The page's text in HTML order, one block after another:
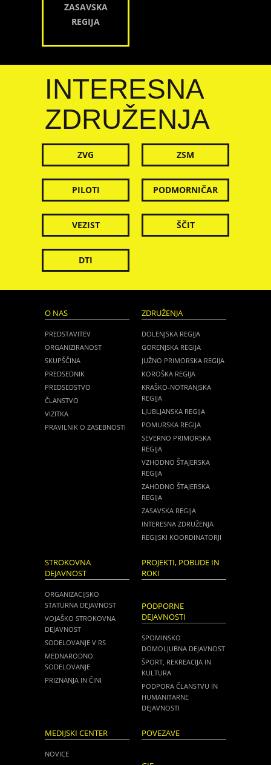
ZASAVSKA
REGIJA
INTERESNA
ZDRUŽENJA
ZVG ZSM
PILOTI PODMORNIČAR
VEZIST ŠČIT
DTI
O NAS
PREDSTAVITEV
ORGANIZIRANOST
SKUPŠČINA
PREDSEDNIK
PREDSEDSTVO
ČLANSTVO
VIZITKA
PRAVILNIK O ZASEBNOSTI
ZDRUŽENJA
DOLENJSKA REGIJA
GORENJSKA REGIJA
JUŽNO PRIMORSKA REGIJA
KOROŠKA REGIJA
KRAŠKO-NOTRANJSKA
REGIJA
LJUBLJANSKA REGIJA
POMURSKA REGIJA
SEVERNO PRIMORSKA
REGIJA
VZHODNO ŠTAJERSKA
REGIJA
ZAHODNO ŠTAJERSKA
REGIJA
ZASAVSKA REGIJA
INTERESNA ZDRUŽENJA
REGIJSKI KOORDINATORJI
STROKOVNA
DEJAVNOST
ORGANIZACIJSKO
STATURNA DEJAVNOST
VOJAŠKO STROKOVNA
DEJAVNOST
SODELOVANJE V RS
MEDNARODNO
SODELOVANJE
PRIZNANJA IN ČINI
PROJEKTI, POBUDE IN
ROKI
PODPORNE
DEJAVNOSTI
SPOMINSKO
DOMOLJUBNA DEJAVNOST
ŠPORT, REKREACIJA IN
KULTURA
PODPORA ČLANSTVU IN
HUMANITARNE
DEJAVNOSTI
MEDIJSKI CENTER
NOVICE
POVEZAVE